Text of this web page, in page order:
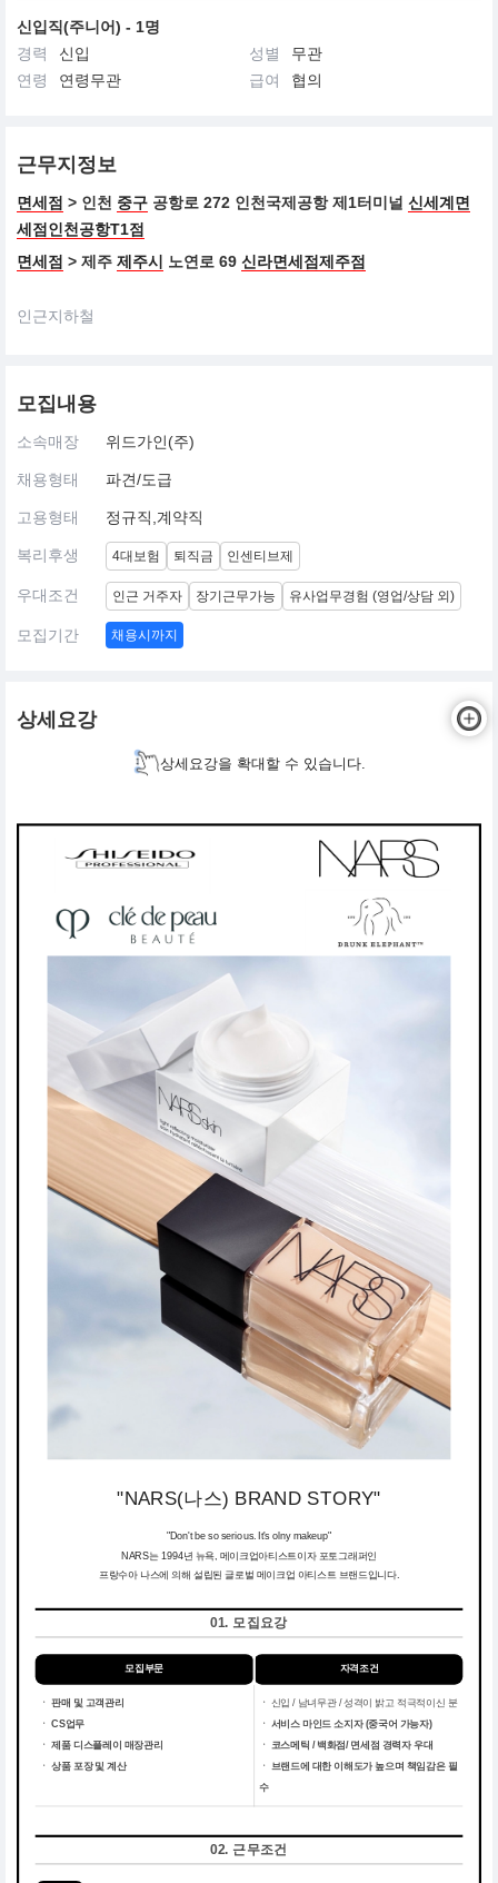
신입직(주니어) - 1명
경력
신입 성별
무관
연령
연령무관 급여 협의
근무지정보
면세점 > 인천 중구 공항로 272 인천국제공항 제1터미널 신세계면
세점인천공항T1점
면세점 > 제주 제주시 노연로 69 신라면세점제주점
인근지하철
모집내용
소속매장 위드가인(주)
채용형태 파견/도급
고용형태 정규직,계약직
복리후생 4대보험 퇴직금 인센티브제
우대조건 인근 거주자 장기근무가능 유사업무경험 (영업/상담 외)
모집기간 채용시까지
상세요강
상세요강을 확대할 수 있습니다.
"NARS(나스) BRAND STORY"
"Don't be so serious. It's olny makeup"
NARS는 1994년 뉴욕, 메이크업아티스트이자 포토그래퍼인
프랑수아 나스에 의해 설립된 글로벌 메이크업 아티스트 브랜드입니다.
01. 모집요강
모집부문 자격조건
ㆍ 판매 및 고객관리
ㆍ CS업무
ㆍ 제품 디스플레이 매장관리
ㆍ 상품 포장 및 계산
ㆍ 신입 / 남녀무관 / 성격이 밝고 적극적이신 분
ㆍ 서비스 마인드 소지자 (중국어 가능자)
ㆍ 코스메틱 / 백화점/ 면세점 경력자 우대
ㆍ 브랜드에 대한 이해도가 높으며 책임감은 필
수
02. 근무조건